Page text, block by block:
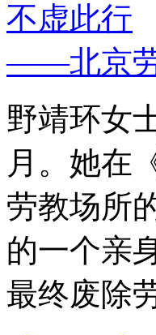
不虚此行
——北京劳
野靖环女
月。她在
劳教场所
的一个亲
最终废除